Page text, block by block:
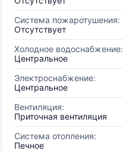
Система пожаротушения:
Отсутствует
Холодное водоснабжение:
Центральное
Электроснабжение:
Центральное
Вентиляция:
Приточная вентиляция
Система отопления:
Печное